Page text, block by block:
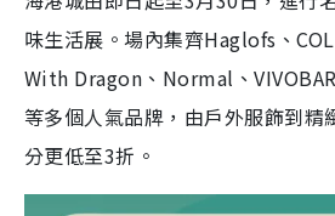
味生活展。場內集齊Haglofs、
With Dragon、Normal、
等多個人氣品牌，由戶外服飾到精
分更低至3折。